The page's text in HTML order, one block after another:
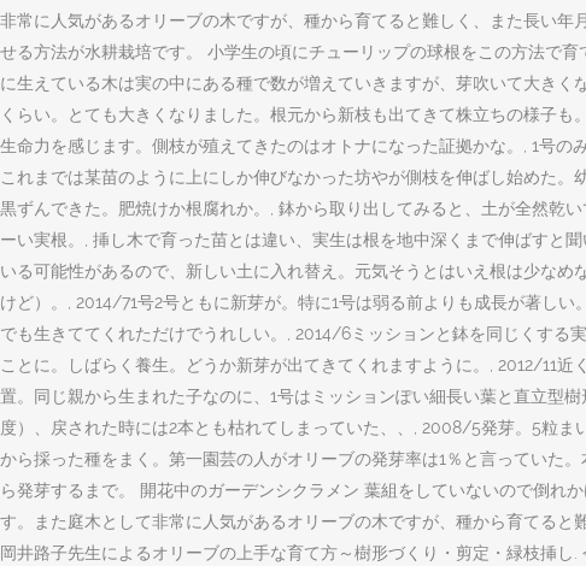
非常に人気があるオリーブの木ですが、種から育てると難しく、また長い
せる方法が水耕栽培です。 小学生の頃にチューリップの球根をこの方法で
に生えている木は実の中にある種で数が増えていきますが、芽吹いて大き
くらい。とても大きくなりました。根元から新枝も出てきて株立ちの様子
生命力を感じます。側枝が殖えてきたのはオトナになった証拠かな。, 1号
これまでは某苗のように上にしか伸びなかった坊やが側枝を伸ばし始めた
黒ずんできた。肥焼けか根腐れか。, 鉢から取り出してみると、土が全然乾
ーい実根。, 挿し木で育った苗とは違い、実生は根を地中深くまで伸ばすと
いる可能性があるので、新しい土に入れ替え。元気そうとはいえ根は少な
けど）。, 2014/71号2号ともに新芽が。特に1号は弱る前よりも成長が著し
でも生きててくれただけでうれしい。, 2014/6ミッションと鉢を同じくする
ことに。しばらく養生。どうか新芽が出てきてくれますように。, 2012/11
置。同じ親から生まれた子なのに、1号はミッションぽい細長い葉と直立型
度）、戻された時には2本とも枯れてしまっていた、、, 2008/5発芽。5粒
から採った種をまく。第一園芸の人がオリーブの発芽率は1％と言っていた
ら発芽するまで。 開花中のガーデンシクラメン 葉組をしていないので倒れ
す。また庭木として非常に人気があるオリーブの木ですが、種から育てる
岡井路子先生によるオリーブの上手な育て方～樹形づくり・剪定・緑枝挿